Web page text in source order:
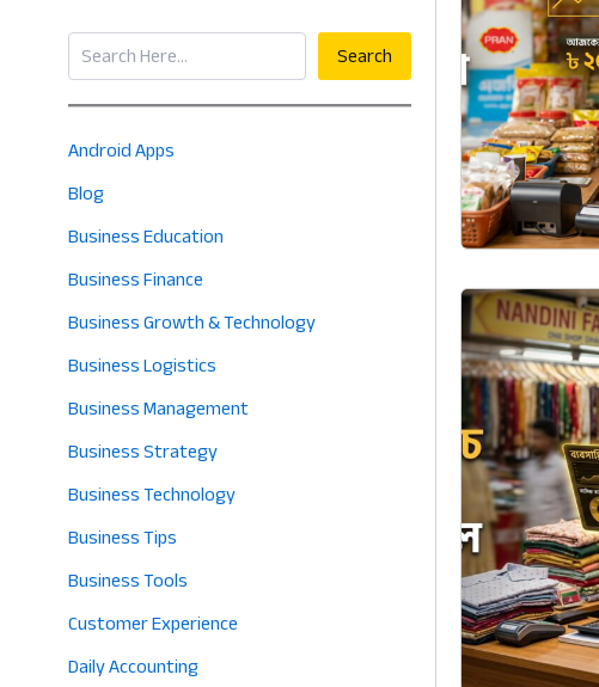
Search Search
Android Apps
Blog
Business Education
Business Finance
Business Growth & Technology
Business Logistics
Business Management
Business Strategy
Business Technology
Business Tips
Business Tools
Customer Experience
Daily Accounting